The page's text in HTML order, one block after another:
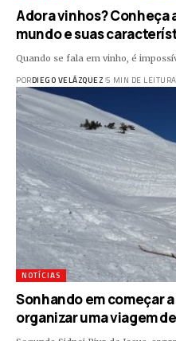
Adora vinhos? Conheça
mundo e suas
Quando se fala em vinho, é
PORDIEGO VELÁZQUEZ 5 MIN DE LEITURA
NOTÍCIAS
Sonhando em começar
organizar uma viagem